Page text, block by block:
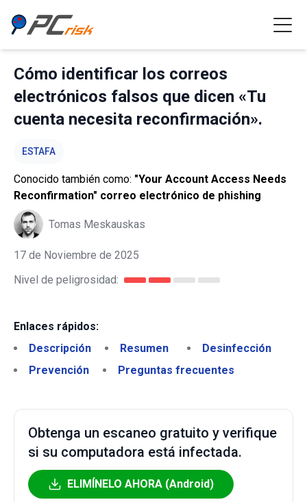
Cómo identificar los correos
electrónicos falsos que dicen «Tu
cuenta necesita reconfirmación».
ESTAFA
Conocido también como: "Your Account Access Needs
Reconfirmation" correo electrónico de phishing
Tomas Meskauskas
17 de Noviembre de 2025
Nivel de peligrosidad:
Enlaces rápidos:
Descripción
Resumen
Desinfección
Prevención
Preguntas frecuentes
Obtenga un escaneo gratuito y verifique
si su computadora está infectada.
ELIMÍNELO AHORA (Android)